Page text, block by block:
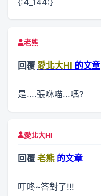
老熊
回覆 愛北大HI 的文章
是....張咻喵...嗎?
愛北大HI
回覆 老熊 的文章
叮咚~答對了!!!